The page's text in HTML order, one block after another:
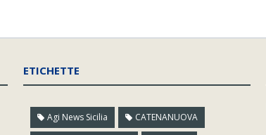
ETICHETTE
Agi News Sicilia CATENANUOVA